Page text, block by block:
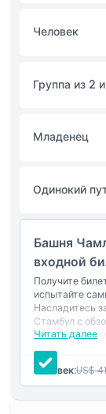
современные
вариантов
вкусная еда с
Включено
Политика в
Исключения
Не подходит для
Человек
Группа из 2
Младенец
Одинокий
Башня
входной
Получите
испытайте
Насладитесь
Стамбул с
чашкой чая
Идеальный
Читать далее
Включено в
Вход:
Человек:US$